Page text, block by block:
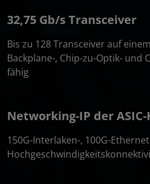
32,75 Gb/s Transceiver
Bis zu 128 Transceiver auf
Backplane-, Chip-zu-Optik- und
fähig
Networking-IP der ASIC-
150G-Interlaken-, 100G-